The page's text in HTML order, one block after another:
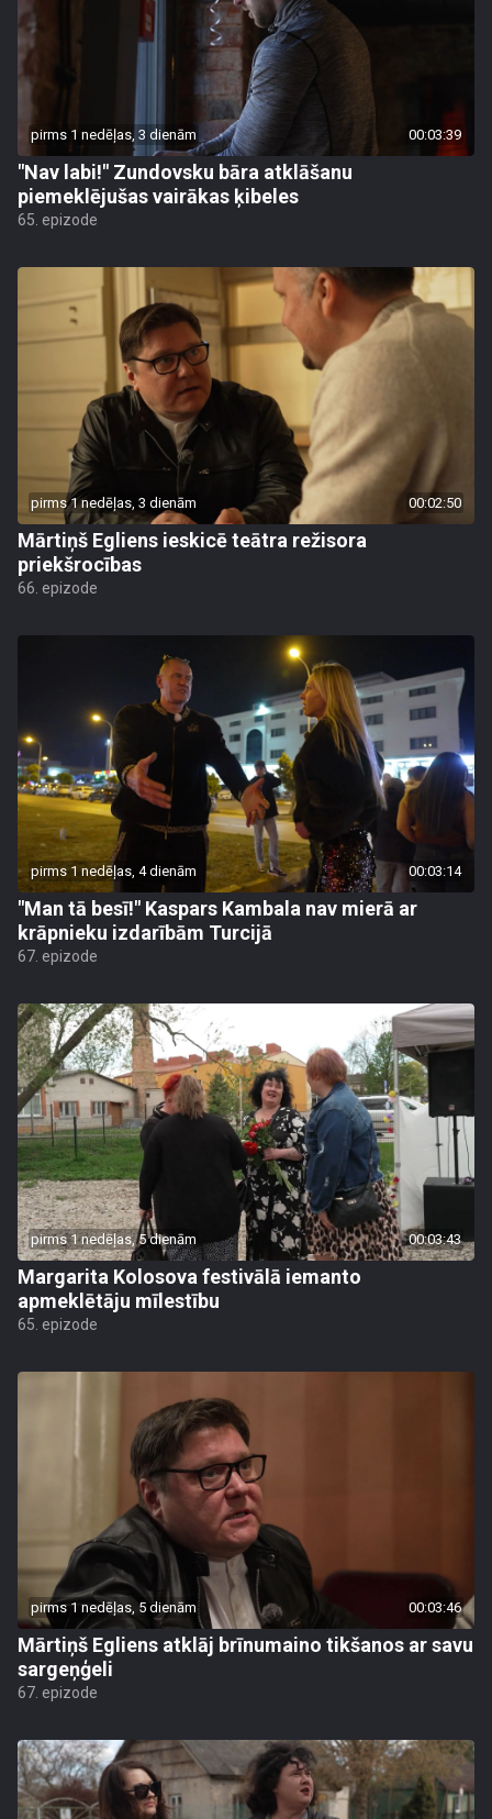
pirms 1 nedēļas, 3 dienām 00:03:39
"Nav labi!" Zundovsku bāra atklāšanu
piemeklējušas vairākas ķibeles
65. epizode
pirms 1 nedēļas, 3 dienām 00:02:50
Mārtiņš Egliens ieskicē teātra režisora
priekšrocības
66. epizode
pirms 1 nedēļas, 4 dienām 00:03:14
"Man tā besī!" Kaspars Kambala nav mierā ar
krāpnieku izdarībām Turcijā
67. epizode
pirms 1 nedēļas, 5 dienām 00:03:43
Margarita Kolosova festivālā iemanto
apmeklētāju mīlestību
65. epizode
pirms 1 nedēļas, 5 dienām 00:03:46
Mārtiņš Egliens atklāj brīnumaino tikšanos ar savu
sargeņģeli
67. epizode